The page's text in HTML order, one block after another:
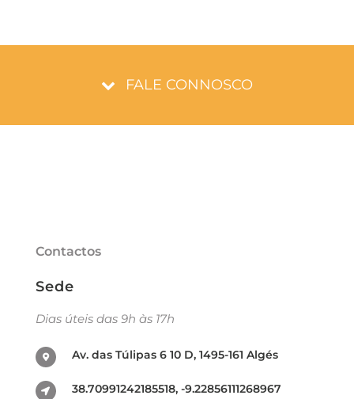
FALE CONNOSCO
Contactos
Sede
Dias úteis das 9h às 17h
Av. das Túlipas 6 10 D, 1495-161 Algés
38.70991242185518, -9.22856111268967